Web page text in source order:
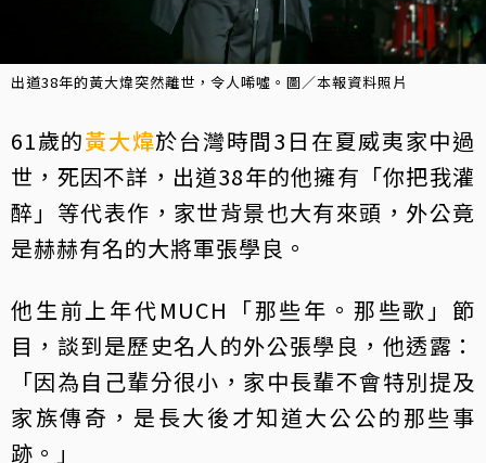
出道38年的黃大煒突然離世，令人唏噓。圖／本報資料照片
61歲的黃大煒於台灣時間3日在夏威夷家中過
世，死因不詳，出道38年的他擁有「你把我灌
醉」等代表作，家世背景也大有來頭，外公竟
是赫赫有名的大將軍張學良。
他生前上年代MUCH「那些年。那些歌」節
目，談到是歷史名人的外公張學良，他透露：
「因為自己輩分很小，家中長輩不會特別提及
家族傳奇，是長大後才知道大公公的那些事
跡。」